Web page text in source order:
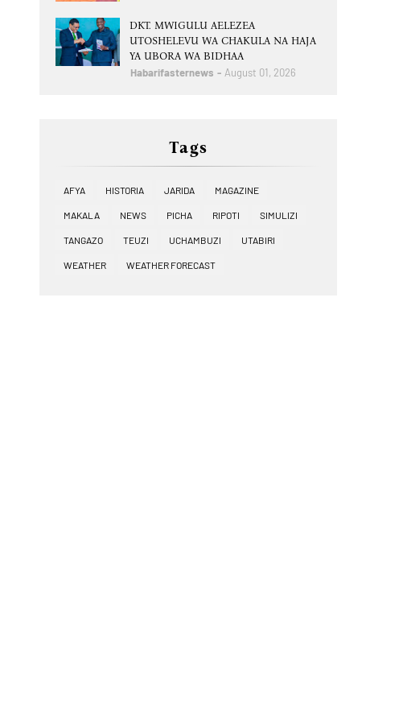
DKT. MWIGULU AELEZEA
UTOSHELEVU WA CHAKULA NA HAJA
YA UBORA WA BIDHAA
Habarifasternews August 01, 2026
Tags
AFYA HISTORIA JARIDA MAGAZINE
MAKALA NEWS PICHA RIPOTI SIMULIZI
TANGAZO TEUZI UCHAMBUZI UTABIRI
WEATHER WEATHER FORECAST